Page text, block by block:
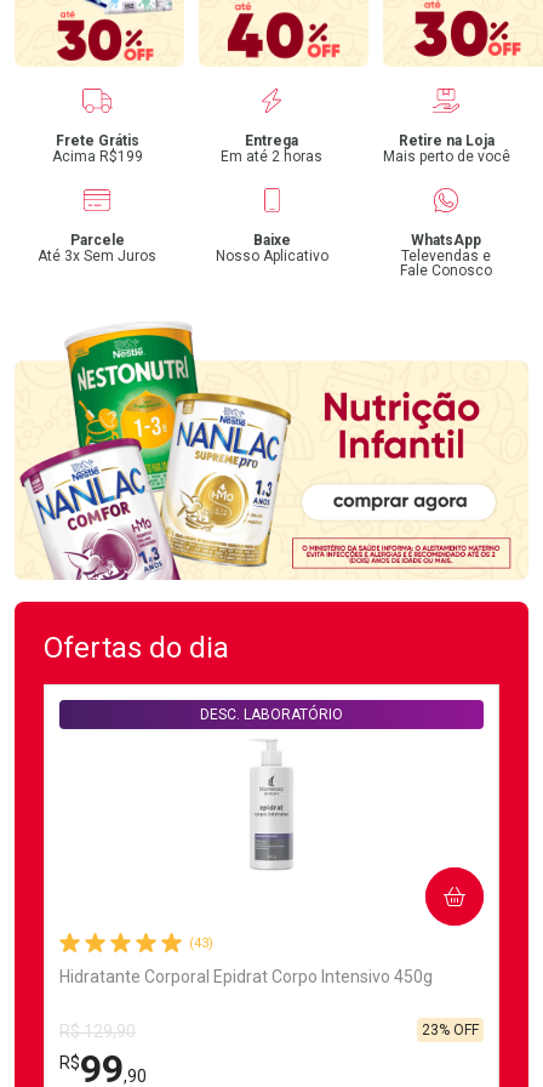
Benefícios
Frete Grátis
Acima R$199
Entrega
Em até 2 horas
Retire na Loja
Mais perto de você
Parcele
Até 3x Sem Juros
Baixe
Nosso Aplicativo
WhatsApp
Televendas e
Fale Conosco
Ofertas do dia
(43)
Hidratante Corporal Epidrat Corpo Intensivo 450g
DESC. LABORATÓRIO
R$ 129,90
R$99,90
23% OFF
COMPRAR